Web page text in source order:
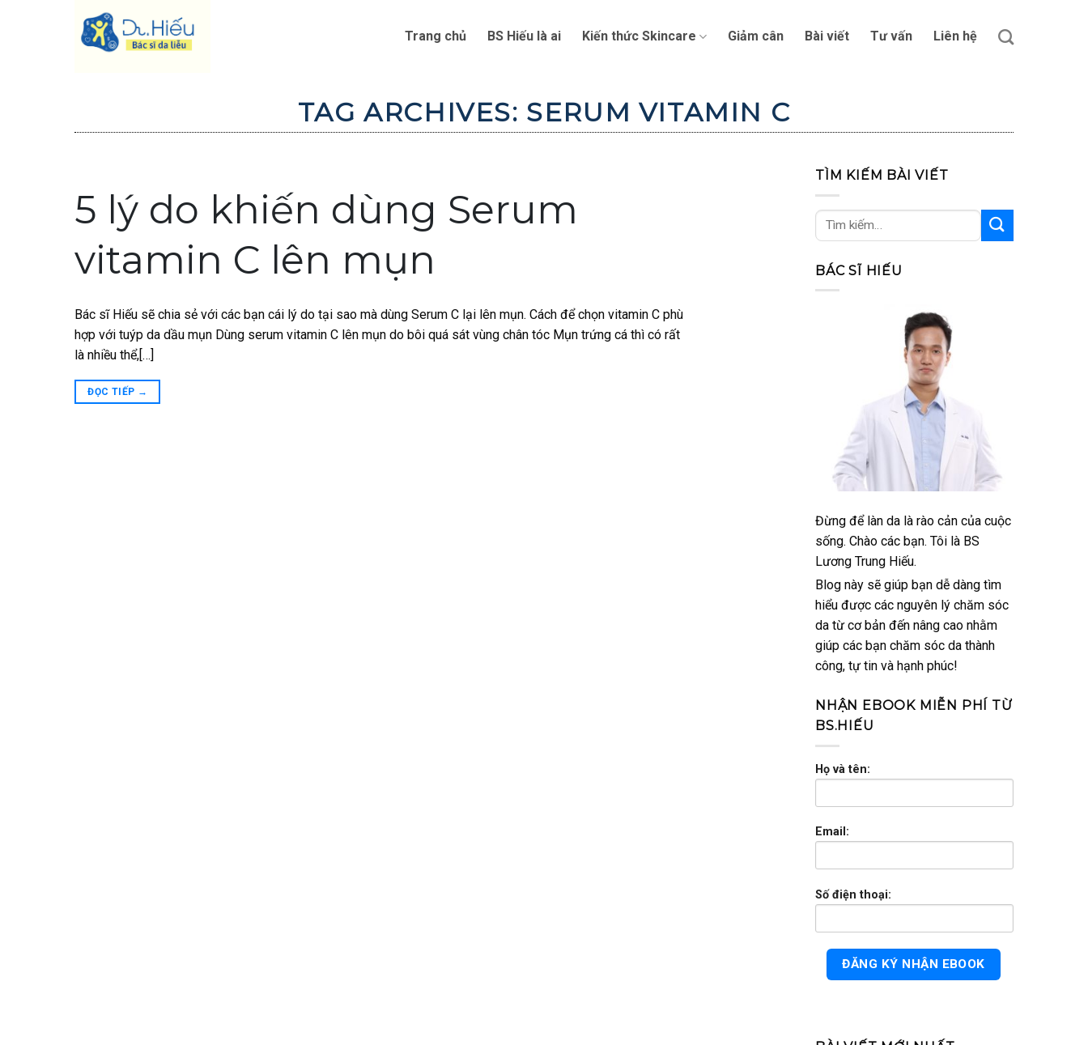
Trang chủ BS Hiếu là ai Kiến thức Skincare Giảm cân Bài viết Tư vấn Liên hệ
TAG ARCHIVES: SERUM VITAMIN C
5 lý do khiến dùng Serum
vitamin C lên mụn
Bác sĩ Hiếu sẽ chia sẻ với các bạn cái lý do tại sao mà dùng Serum C lại lên mụn. Cách để chọn vitamin C phù
hợp với tuýp da dầu mụn Dùng serum vitamin C lên mụn do bôi quá sát vùng chân tóc Mụn trứng cá thì có rất
là nhiều thể,[…]
ĐỌC TIẾP →
TÌM KIẾM BÀI VIẾT
BÁC SĨ HIẾU
Đừng để làn da là rào cản của cuộc
sống. Chào các bạn. Tôi là BS
Lương Trung Hiếu.
Blog này sẽ giúp bạn dễ dàng tìm
hiểu được các nguyên lý chăm sóc
da từ cơ bản đến nâng cao nhằm
giúp các bạn chăm sóc da thành
công, tự tin và hạnh phúc!
NHẬN EBOOK MIỄN PHÍ TỪ
BS.HIẾU
Họ và tên:
Email:
Số điện thoại: